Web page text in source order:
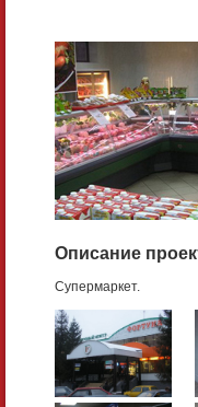
Описание
Супермаркет.